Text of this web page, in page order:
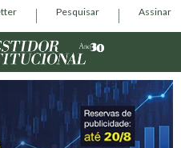
Pesquisar Assinar